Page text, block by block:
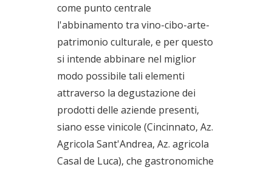
come punto centrale
l'abbinamento tra vino-cibo-arte-
patrimonio culturale, e per questo
si intende abbinare nel miglior
modo possibile tali elementi
attraverso la degustazione dei
prodotti delle aziende presenti,
siano esse vinicole (Cincinnato, Az.
Agricola Sant'Andrea, Az. agricola
Casal de Luca), che gastronomiche